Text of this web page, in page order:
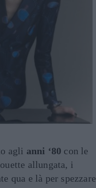
agli anni ‘80 con le
allungata, i
qua e là per spezzare